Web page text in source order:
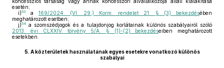
esetén;
i)53 a 169/2024. (VI. 29.) Korm. rendelet 21. § (3) bekezdésében
meghatározott esetben;
j)54 a szomszédjogok és a tulajdonjog korlátainak különös szabályairól szóló
2013. évi CLXXIV. törvény 5/A. § (1)-(2) bekezdéseiben meghatározott
esetekben.
5. A közterületek használatának egyes esetekre vonatkozó különös
szabályai